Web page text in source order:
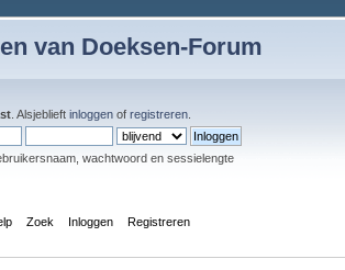
van Doeksen-Forum
. Alsjeblieft inloggen of registreren
wachtwoord en sessielengte
Zoek Inloggen Registreren